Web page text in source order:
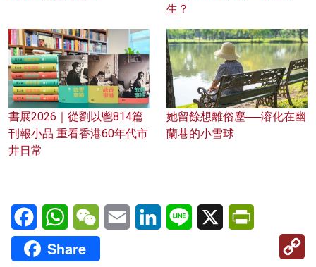
生？
書展2026｜從劉以鬯814篇
刊報小品 重看香港60年代市
井日常
她留餘想離俗塵──溶化在幽
蘭巷的小雪球
FacebookWhatsAppWeChatEmail LinkedInLine X
Share